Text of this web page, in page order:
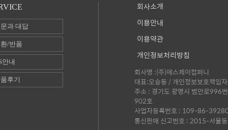
과 대답
/반품
안내
후기
회사소개
이용안내
이용약관
개인정보처리방침
회사명 :(주)에스제이컴퍼니
대표:오승동 / 개인정보보호책임
주소 : 경기도 광명시 범안로996
902호
사업자등록번호 : 109-86-
통신판매 신고번호 : 2015-서울